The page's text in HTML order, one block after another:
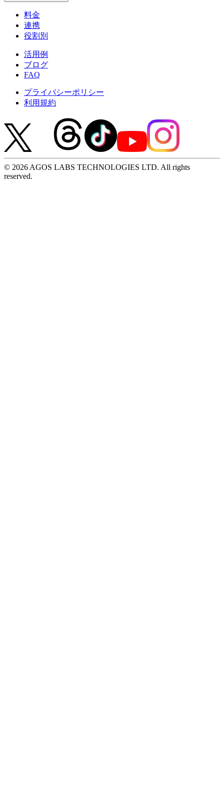
料金
連携
役割別
活用例
ブログ
FAQ
プライバシーポリシー
利用規約
© 2026 AGOS LABS TECHNOLOGIES LTD. All rights
reserved.